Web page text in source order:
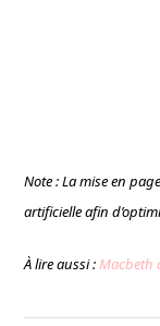
Note : La mise en
artificielle afin
À lire aussi :Macbeth